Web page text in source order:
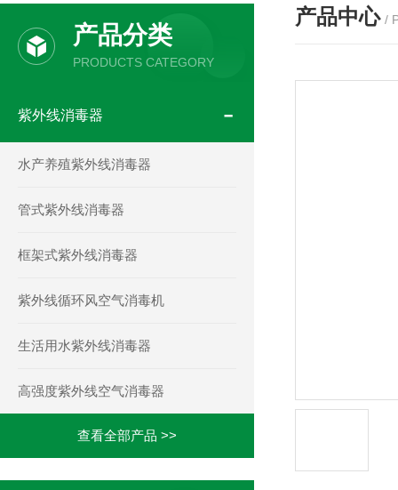
产品分类
PRODUCTS CATEGORY
紫外线消毒器
水产养殖紫外线消毒器
管式紫外线消毒器
框架式紫外线消毒器
紫外线循环风空气消毒机
生活用水紫外线消毒器
高强度紫外线空气消毒器
查看全部产品 >>
产品中心 /